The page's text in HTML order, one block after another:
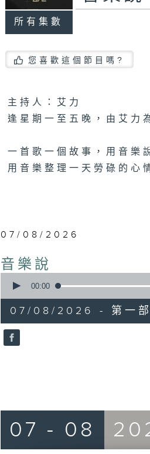
所有集數
您喜歡這個節目嗎?
主持人：艾力
逢星期一至五晚，由艾力
一首歌一個故事，用音樂
用音樂整理一天勞碌的心
07/08/2026
音樂說
seconds
56
minutes,
0
seconds
90%
00:00
07/08/2026 - 第一
07 - 08